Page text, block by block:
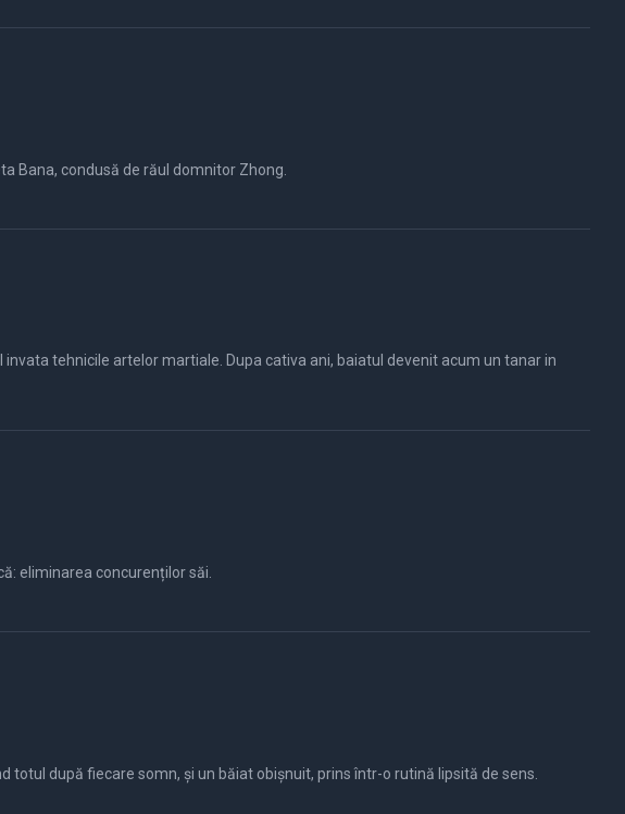
Bana, condusă de răul domnitor Zhong.
tehnicile artelor martiale. Dupa cativa ani, baiatul devenit acum un tanar in
eliminarea concurenților săi.
după fiecare somn, și un băiat obișnuit, prins într-o rutină lipsită de sens.